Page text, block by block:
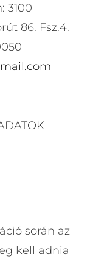
3100
86. Fsz.4.
során az
kell adnia